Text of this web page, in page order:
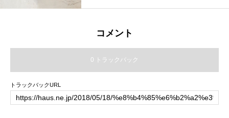
松江 #島根
♡..@haus_zakka 合わせてこちら
rasox#L字型靴下#made in japan#
メイドインジャパン＃日本製 ＃日
本#Lサイズ#26〜28センチ＃バレ
共に入荷してます。#MHL.#ARMY
コメント
0 トラックバック
トラックバックURL